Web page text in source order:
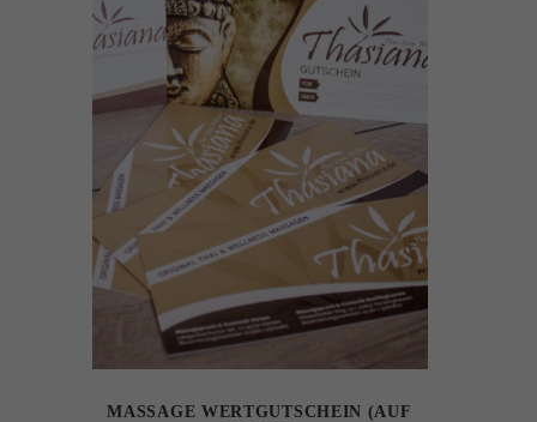
Varianten
Optionen
auf
Produktseite
gewählt
werden
MASSAGE WERTGUTSCHEIN (AUF